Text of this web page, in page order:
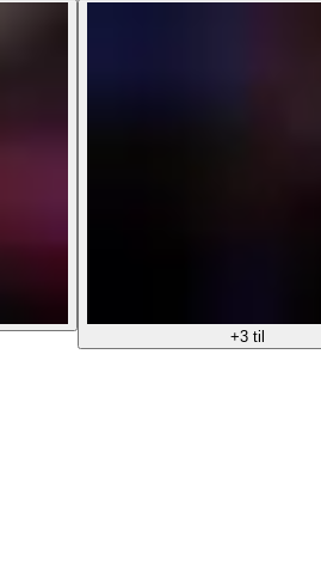
+3 til